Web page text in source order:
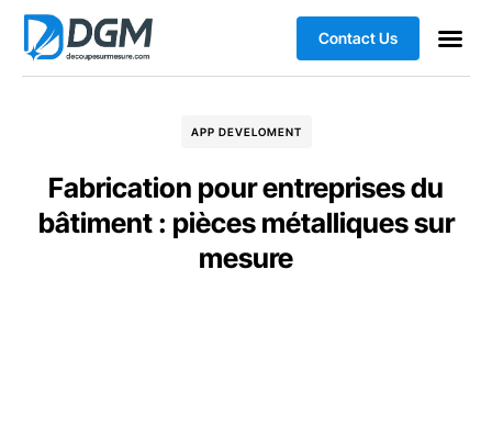
Contact Us
APP DEVELOMENT
Fabrication pour entreprises du
bâtiment : pièces métalliques sur
mesure